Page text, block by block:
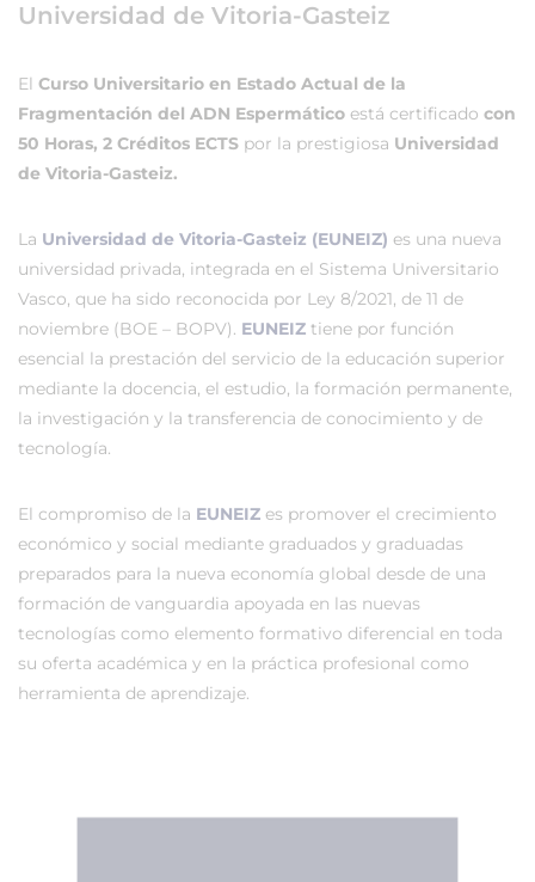
Universidad de Vitoria-Gasteiz
El Curso Universitario en Estado Actual de la
Fragmentación del ADN Espermático está certificado con
50 Horas, 2 Créditos ECTS por la prestigiosa Universidad
de Vitoria-Gasteiz.
La Universidad de Vitoria-Gasteiz (EUNEIZ) es una nueva
universidad privada, integrada en el Sistema Universitario
Vasco, que ha sido reconocida por Ley 8/2021, de 11 de
noviembre (BOE – BOPV). EUNEIZ tiene por función
esencial la prestación del servicio de la educación superior
mediante la docencia, el estudio, la formación permanente,
la investigación y la transferencia de conocimiento y de
tecnología.
El compromiso de la EUNEIZ es promover el crecimiento
económico y social mediante graduados y graduadas
preparados para la nueva economía global desde de una
formación de vanguardia apoyada en las nuevas
tecnologías como elemento formativo diferencial en toda
su oferta académica y en la práctica profesional como
herramienta de aprendizaje.